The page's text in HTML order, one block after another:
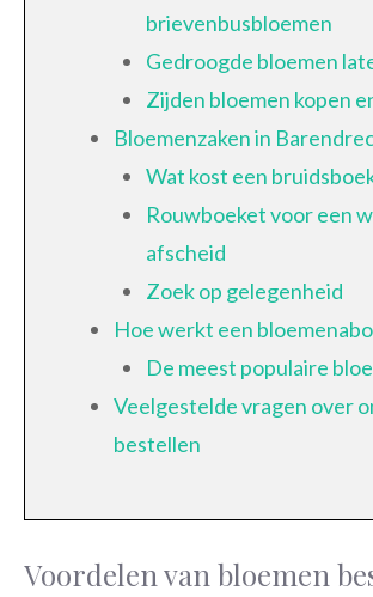
brievenbusbloemen
Gedroogde bloemen
Zijden bloemen kopen
Bloemenzaken in
Wat kost een
Rouwboeket voor een
afscheid
Zoek op gelegenheid
Hoe werkt een
De meest populaire
Veelgestelde vragen over
bestellen
Voordelen van bloemen